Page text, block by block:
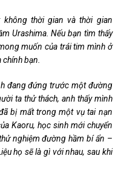
không thời gian và thời gian
Urashima. Nếu bạn tìm thấy
muốn của trái tim mình ở
bạn.
đang đứng trước một đường
ta thử thách, anh thấy mình
bị mất trong một vụ tai nạn
Kaoru, học sinh mới chuyển
nghiệm đường hầm bí ẩn –
họ sẽ là gì với nhau, sau khi